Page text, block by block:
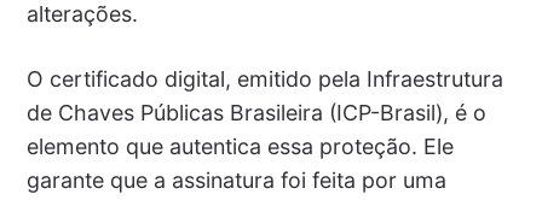
alterações.
O certificado digital, emitido pela Infraestrutura
de Chaves Públicas Brasileira (ICP-Brasil), é o
elemento que autentica essa proteção. Ele
garante que a assinatura foi feita por uma